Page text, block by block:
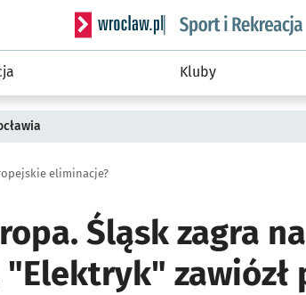
Serwis informacyjny wroclaw.pl
Kluby
eliminacje?
Śląsk zagra
zawiózł